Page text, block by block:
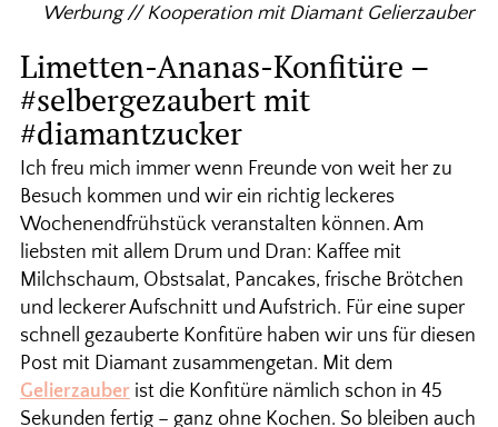
Werbung // Kooperation mit Diamant Gelierzauber
Limetten-Ananas-Konfitüre –
#selbergezaubert mit
#diamantzucker
Ich freu mich immer wenn Freunde von weit her zu
Besuch kommen und wir ein richtig leckeres
Wochenendfrühstück veranstalten können. Am
liebsten mit allem Drum und Dran: Kaffee mit
Milchschaum, Obstsalat, Pancakes, frische Brötchen
und leckerer Aufschnitt und Aufstrich. Für eine super
schnell gezauberte Konfitüre haben wir uns für diesen
Post mit Diamant zusammengetan. Mit dem
Gelierzauberist die Konfitüre nämlich schon in 45
Sekunden fertig – ganz ohne Kochen. So bleiben auch